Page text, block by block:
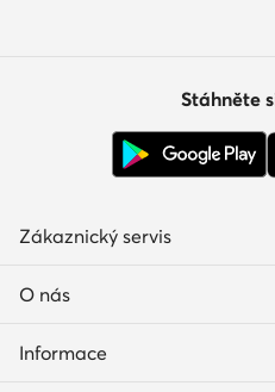
Stáhněte
Zákaznický servis
O nás
Informace